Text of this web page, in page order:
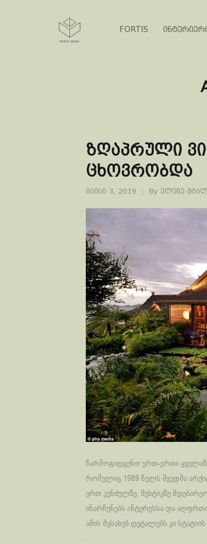
FORTIS
ზღაპრული
ცხოვრობდა
მაისი 3, 2019 By ელენე
წარმოგიდგენთ ერთ-ერთი
რომელიც 1989 წელს შვედმა
ერთ კუნძულზე, მუსტიკზე
ინარჩუნებს ინტერესსა და
ამის შესახებ დეტალებს კი
…